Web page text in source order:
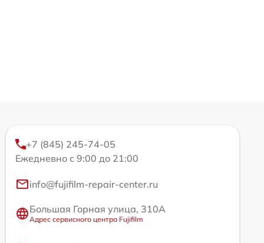
+7 (845) 245-74-05
Ежедневно с 9:00 до 21:00
info@fujifilm-repair-center.ru
Большая Горная улица, 310А
Адрес сервисного центра Fujifilm